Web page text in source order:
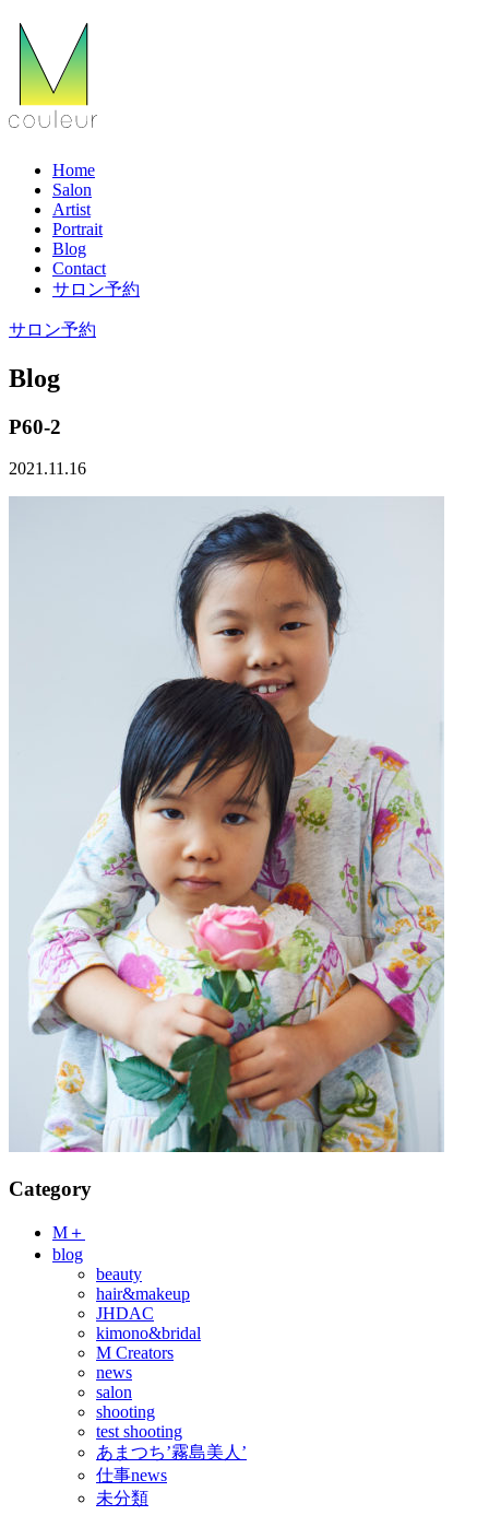
Home
Salon
Artist
Portrait
Blog
Contact
サロン予約
サロン予約
Blog
P60-2
2021.11.16
Category
M＋
blog
beauty
hair&makeup
JHDAC
kimono&bridal
M Creators
news
salon
shooting
test shooting
あまつち’霧島美人’
仕事news
未分類